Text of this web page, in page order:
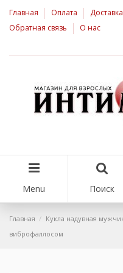
Главная Оплата Доставка
Обратная связь
О нас
Menu Поиск
Главная
Кукла надувная
виброфаллосом